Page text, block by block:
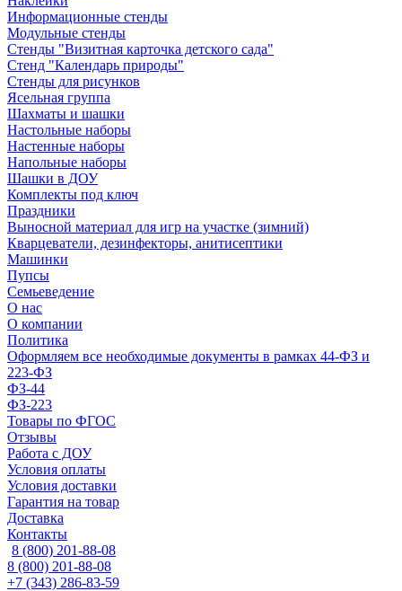
Информационные стенды
Модульные стенды
Стенды "Визитная карточка детского сада"
Стенд "Календарь природы"
Стенды для рисунков
Ясельная группа
Шахматы и шашки
Настольные наборы
Настенные наборы
Напольные наборы
Шашки в ДОУ
Комплекты под ключ
Праздники
Выносной материал для игр на участке (зимний)
Кварцеватели, дезинфекторы, анитисептики
Машинки
Пупсы
Семьеведение
О нас
О компании
Политика
Оформляем все необходимые документы в рамках 44-ФЗ и
223-ФЗ
ФЗ-44
ФЗ-223
Товары по ФГОС
Отзывы
Работа с ДОУ
Условия оплаты
Условия доставки
Гарантия на товар
Доставка
Контакты
8 (800) 201-88-08
8 (800) 201-88-08
+7 (343) 286-83-59